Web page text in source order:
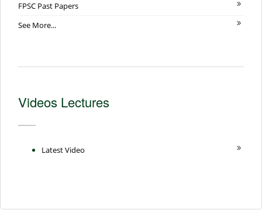
FPSC Past Papers
See More...
Videos Lectures
Latest Video